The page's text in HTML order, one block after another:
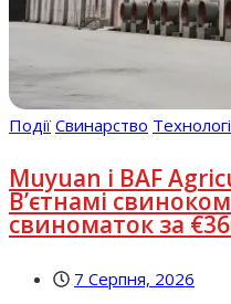
Події Свинарство
Muyuan і BAF
В’єтнамі
свиноматок за
7 Серпня, 2026